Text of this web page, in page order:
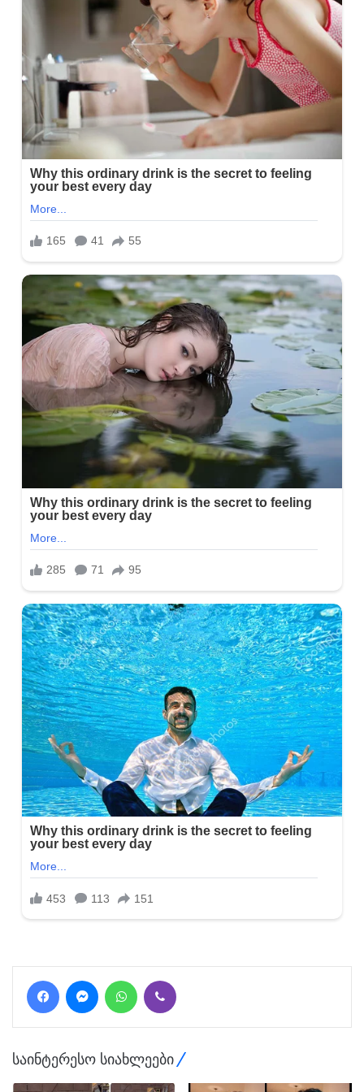
FacebookMessengerWhatsApp
საინტერესო სიახლეები